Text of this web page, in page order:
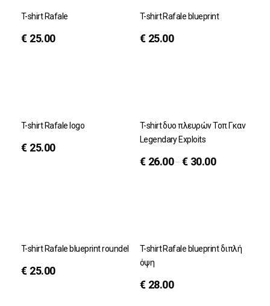
T-shirt Rafale
€ 25.00
T-shirt Rafale blueprint
€ 25.00
T-shirt Rafale logo
€ 25.00
T-shirt δυο πλευρών Τοπ Γκαν
Legendary Exploits
€ 26.00–€ 30.00
T-shirt Rafale blueprint roundel
€ 25.00
T-shirt Rafale blueprint διπλή
όψη
€ 28.00